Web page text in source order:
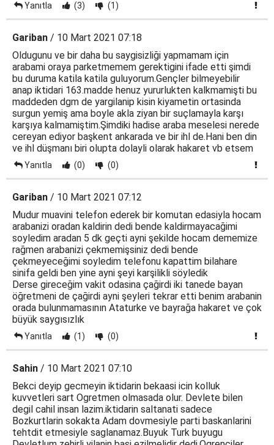
Yanıtla (3) (1)
Gariban / 10 Mart 2021 07:18
Oldugunu ve bir daha bu saygisizliği yapmamam için
arabami oraya parketmemem gerektigini ifade etti şimdi
bu duruma katila katila guluyorum.Gençler bilmeyebilir
anap iktidari 163.madde henuz yururlukten kalkmamişti bu
maddeden dgm de yargilanip kisin kiyametin ortasinda
surgun yemiş ama boyle akla ziyan bir suçlamayla karşı
karşıya kalmamiştim.Şimdiki hadise araba meselesi nerede
cereyan ediyor başkent ankarada ve bir ihl de.Hani ben din
ve ihl düşmanı biri olupta dolayli olarak hakaret vb etsem
Yanıtla (0) (0)
Gariban / 10 Mart 2021 07:12
Mudur muavini telefon ederek bir komutan edasiyla hocam
arabanizi oradan kaldirin dedi bende kaldirmayacağimi
soyledim aradan 5 dk geçti ayni şekilde hocam dememize
rağmen arabanizi çekmemişsiniz dedi bende
çekmeyeceğimi soyledim telefonu kapattim bilahare
sinifa geldi ben yine ayni şeyi karşilikli söyledik
Derse gireceğim vakit odasina çağirdi iki tanede bayan
öğretmeni de çağirdi ayni şeyleri tekrar etti benim arabanin
orada bulunmamasının Ataturke ve bayrağa hakaret ve çok
büyük saygısızlık
Yanıtla (1) (0)
Sahin / 10 Mart 2021 07:10
Bekci deyip gecmeyin iktidarin bekaasi icin kolluk
kuvvetleri sart Ogretmen olmasada olur. Devlete bilen
degil cahil insan lazim.iktidarin saltanati sadece
Bozkurtlarin sokakta Adam dovmesiyle parti baskanlarini
tehtdit etmesiyle saglanamaz.Buyuk Turk buyugu